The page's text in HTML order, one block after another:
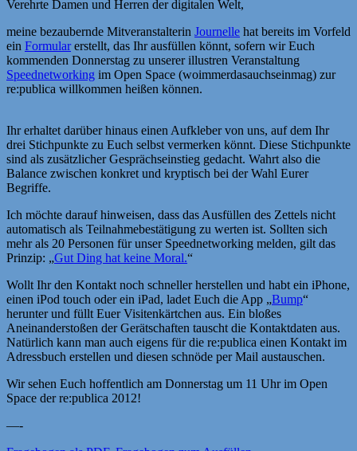
Verehrte Damen und Herren der digitalen Welt,
meine bezaubernde Mitveranstalterin Journelle hat bereits im Vorfeld
ein Formularerstellt, das Ihr ausfüllen könnt, sofern wir Euch
kommenden Donnerstag zu unserer illustren Veranstaltung
Speednetworking im Open Space (woimmerdasauchseinmag) zur
re:publica willkommen heißen können.
Ihr erhaltet darüber hinaus einen Aufkleber von uns, auf dem Ihr
drei Stichpunkte zu Euch selbst vermerken könnt. Diese Stichpunkte
sind als zusätzlicher Gesprächseinstieg gedacht. Wahrt also die
Balance zwischen konkret und kryptisch bei der Wahl Eurer
Begriffe.
Ich möchte darauf hinweisen, dass das Ausfüllen des Zettels nicht
automatisch als Teilnahmebestätigung zu werten ist. Sollten sich
mehr als 20 Personen für unser Speednetworking melden, gilt das
Prinzip: „Gut Ding hat keine Moral.“
Wollt Ihr den Kontakt noch schneller herstellen und habt ein iPhone,
einen iPod touch oder ein iPad, ladet Euch die App „Bump“
herunter und füllt Euer Visitenkärtchen aus. Ein bloßes
Aneinanderstoßen der Gerätschaften tauscht die Kontaktdaten aus.
Natürlich kann man auch eigens für die re:publica einen Kontakt im
Adressbuch erstellen und diesen schnöde per Mail austauschen.
Wir sehen Euch hoffentlich am Donnerstag um 11 Uhr im Open
Space der re:publica 2012!
—-